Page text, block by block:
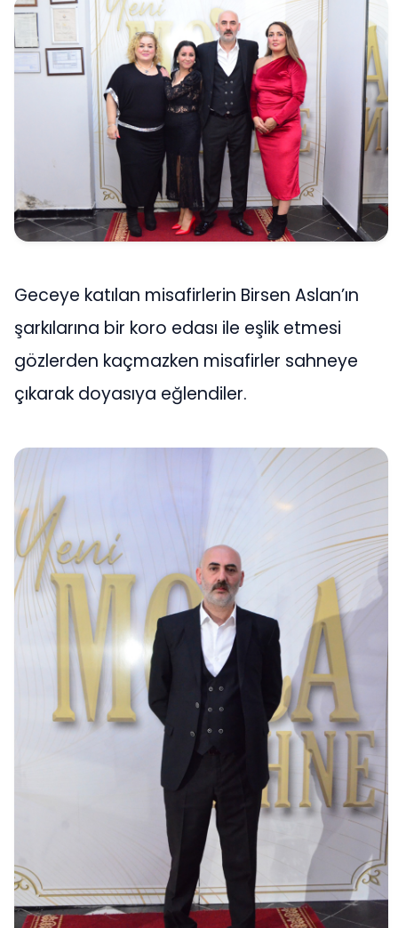
Geceye katılan misafirlerin Birsen Aslan’ın
şarkılarına bir koro edası ile eşlik etmesi
gözlerden kaçmazken misafirler sahneye
çıkarak doyasıya eğlendiler.